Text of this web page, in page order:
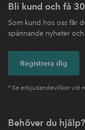
Bli kund och få
Som kund hos oss får
spännande nyheter
Registrera dig
* Se erbjudandevillkor vid
Behöver du hjälp?